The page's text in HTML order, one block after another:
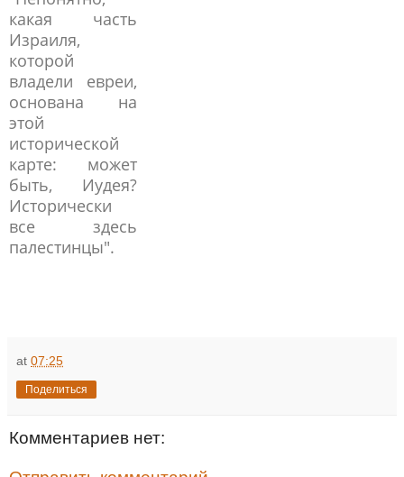
какая часть
Израиля,
которой
владели евреи,
основана на
этой
исторической
карте: может
быть, Иудея?
Исторически
все здесь
палестинцы".
at 07:25
Поделиться
Комментариев нет: